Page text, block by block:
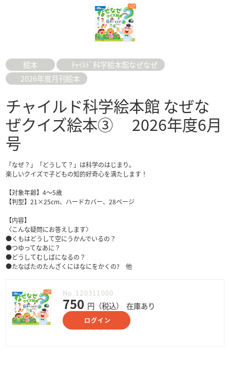
絵本
ﾁｬｲﾙﾄﾞ科学絵本館なぜなぜ
2026年度月刊絵本
チャイルド科学絵本館 なぜな
ぜクイズ絵本③ 2026年度6月
号
「なぜ？」「どうして？」は科学のはじまり。
楽しいクイズで子どもの知的好奇心を満たします！
【対象年齢】4～5歳
【判型】21×25cm、ハードカバー、28ページ
【内容】
〈こんな疑問にお答えします〉
●くもはどうして空にうかんでいるの？
●つゆってなあに？
●どうしてむしばになるの？
●たなばたのたんざくにはなにをかくの? 他
No.120311000
750 円（税込） 在庫あり
ログイン